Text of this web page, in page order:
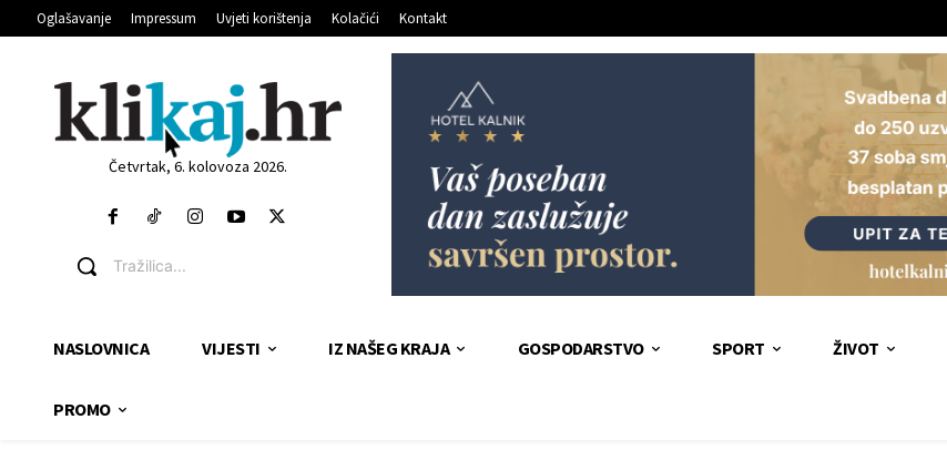
Oglašavanje Impressum Uvjeti korištenja Kolačići Kontakt
Četvrtak, 6. kolovoza 2026.
Tražilica...
NASLOVNICA VIJESTI IZ NAŠEG KRAJA GOSPODARSTVO SPORT ŽIVOT
PROMO